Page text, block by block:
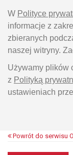
W Polityce
informacje z
zbieranych
naszej witryny.
Używamy plików
z Polityką
ustawieniach
Powrót do serwisu